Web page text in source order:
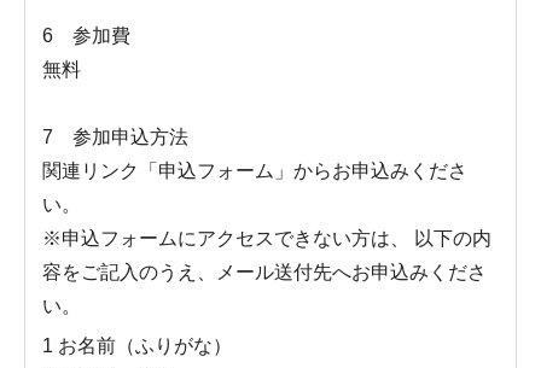
6 参加費
無料
7 参加申込方法
関連リンク「申込フォーム」からお申込みくださ
い。
※申込フォームにアクセスできない方は、 以下の内
容をご記入のうえ、メール送付先へお申込みくださ
い。
1 お名前（ふりがな）